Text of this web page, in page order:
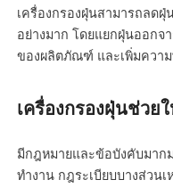
เครื่องกรองฝุ่นสามารถลด
อย่างมาก โดยแยกฝุ่นออก
ของผลิตภัณฑ์ และเพิ่มควา
เครื่องกรองฝุ่นช่ว
มีกฎหมายและข้อบังคับมาก
ทำงาน กฎระเบียบบางส่วน